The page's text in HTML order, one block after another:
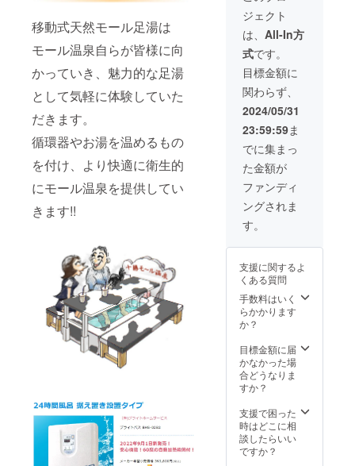
移動式天然モール足湯は
モール温泉自らが皆様に向
かっていき、魅力的な足湯
として気軽に体験していた
だきます。
循環器やお湯を温めるもの
を付け、より快適に衛生的
にモール温泉を提供してい
きます!!
葉園産
十勝大
豆の納
豆な
ど、地
元の食
材を取
り揃え
ビュッ
フェ
コー
ナーも
ござい
ます。
■-ご夕
く『道
産牛』
は脂身
が非常
に少な
く美容
もって
こいの
赤身
用。 お
口の中
で蕩け
だす上
がござ
いま
す。 ※T
シャツ
に関し
まして
はご希
望のサ
お選び
くださ
い。
魔法の
マヨ
ネーゼ,
冷燻5種
セット
※原材料
及び添
加物等
表示は
お届け
商品の
ラベル
に表記
されま
す。 商
必ずお
届けの
リター
ンに貼
付され
たラベ
をご確
認くだ
さい。
ります
のでご
了承く
ださ
浴料
1,500円
×5回分)
■日帰り
入浴券
使用方
法 入浴
券をフ
ロント
スタッ
フにお
渡しく
ださ
い。 ※
有効期
限は裏
面の日
とさせ
ていた
だきま
す。
『十勝
魔法の
ゼ』
は、中
札内村
ンピン
グリ
ゾート
フェー
オリジ
ナルT
シャツ
「wear
moor」
が新発
売!! ふ
く井ホ
テルの
地下
1,200m
から湧
き出る
モール
温泉に
服を浸
けて、
勝の玉
皮を合
わせ、
化学変
化をさ
せ作成
く井ホ
テルオ
リジナ
ルTシャ
・ふく
井ホテ
ル日帰
り入浴
ジェクト
は、 All-In方
式です。
目標金額に
関わらず、
2024/05/31
23:59:59ま
でに集まっ
た金額が
ファンディ
ングされま
す。
支援に関するよ
くある質問
手数料はいく
らかかります
か？
目標金額に届
かなかった場
合どうなりま
すか？
支援で困った
時はどこに相
談したらいい
ですか？